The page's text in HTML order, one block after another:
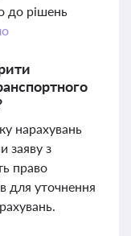
до рішень
нарахувань
заяву з
право
для уточнення